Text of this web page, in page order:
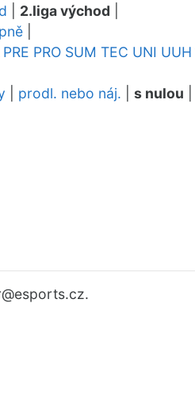
2.liga východ
PRE PRO SUM TEC UNI UUH
prodl. nebo náj. s nulou
@esports.cz.